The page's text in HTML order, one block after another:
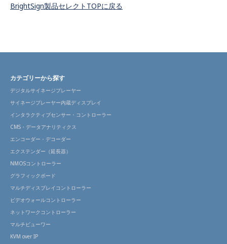
BrightSign製品セレクトTOPに戻る
カテゴリーから探す
デジタルサイネージプレーヤー
サイネージプレーヤー内蔵ディスプレイ
インタラクティブセンサー・コントローラー
CMS・データアナリティクス
エンコーダー・デコーダー
エクステンダー（延長器）
NMOSコントローラー
グラフィックボード
マルチディスプレイコントローラー
ビデオウォールコントローラー
ネットワークコントローラー
マルチビューワー
KVM over IP